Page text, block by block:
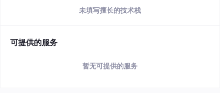
未填写擅长的技术栈
可提供的服务
暂无可提供的服务